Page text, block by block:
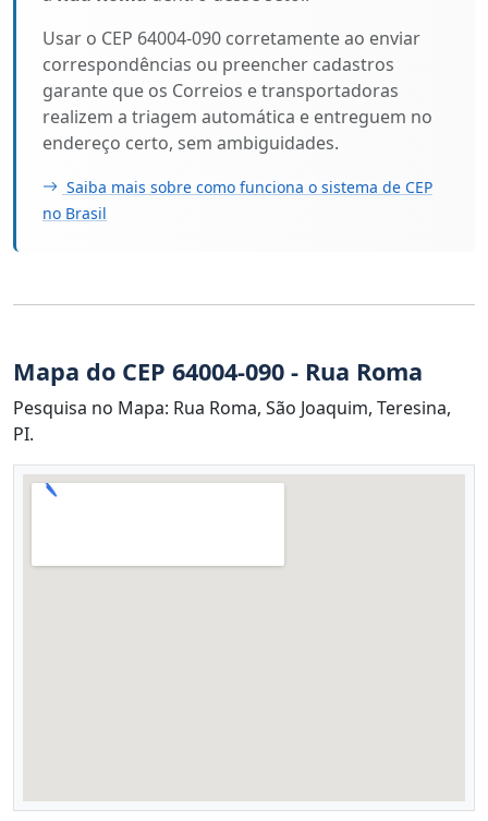
Usar o CEP 64004-090 corretamente ao enviar
correspondências ou preencher cadastros
garante que os Correios e transportadoras
realizem a triagem automática e entreguem no
endereço certo, sem ambiguidades.
Saiba mais sobre como funciona o sistema de CEP
no Brasil
Mapa do CEP 64004-090 - Rua Roma
Pesquisa no Mapa: Rua Roma, São Joaquim, Teresina,
PI.